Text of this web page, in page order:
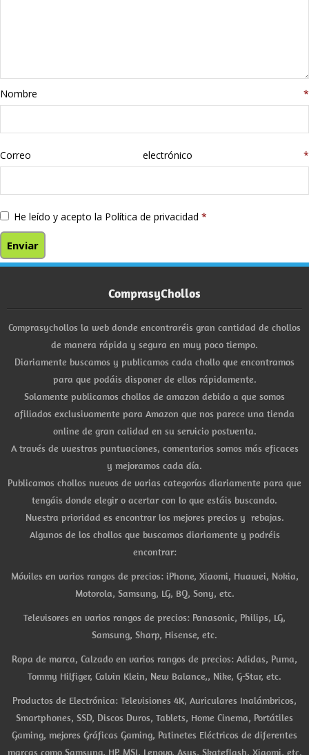
libros
Nombre *
Correo electrónico *
He leído y acepto la Política de privacidad *
ComprasyChollos
Comprasychollos la web donde encontraréis gran cantidad de chollos
de manera rápida y segura en muy poco tiempo.
Diariamente buscamos y publicamos cada chollo que encontramos
para que podáis disponer de ellos rápidamente.
Solamente publicamos chollos de amazon debido a que somos
afiliados exclusivamente para Amazon que nos parece una tienda
online de gran calidad en su servicio postventa.
A través de vuestras puntuaciones, comentarios somos más eficaces
y mejoramos cada día.
Publicamos chollos nuevos de varias categorías diariamente para que
tengáis donde elegir o acertar con lo que estáis buscando.
Nuestra prioridad es encontrar los mejores precios y rebajas.
Algunos de los chollos que buscamos diariamente y podréis
encontrar:
Móviles en varios rangos de precios: iPhone, Xiaomi, Huawei, Nokia,
Motorola, Samsung, LG, BQ, Sony, etc.
Televisores en varios rangos de precios: Panasonic, Philips, LG,
Samsung, Sharp, Hisense, etc.
Ropa de marca, Calzado en varios rangos de precios: Adidas, Puma,
Tommy Hilfiger, Calvin Klein, New Balance,, Nike, G-Star, etc.
Productos de Electrónica: Televisiones 4K, Auriculares Inalámbricos,
Smartphones, SSD, Discos Duros, Tablets, Home Cinema, Portátiles
Gaming, mejores Gráficas Gaming, Patinetes Eléctricos de diferentes
marcas como Samsung, HP, MSI, Lenovo, Asus, Skateflash, Xiaomi, etc.